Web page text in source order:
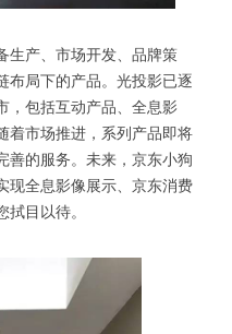
生产、市场开发、品牌策
布局下的产品。光投影已逐
，包括互动产品、全息影
着市场推进，系列产品即将
善的服务。未来，京东小狗
现全息影像展示、京东消费
目以待。